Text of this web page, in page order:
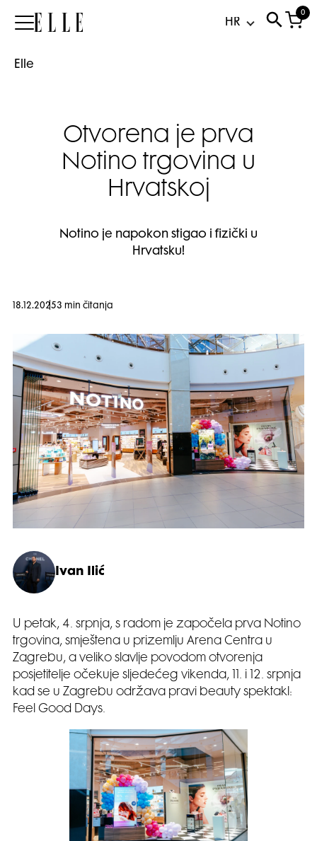
Elle
0
Elle
Otvorena je prva
Notino trgovina u
Hrvatskoj
Notino je napokon stigao i fizički u
Hrvatsku!
18.12.20253 min čitanja
Ivan Ilić
U petak, 4. srpnja, s radom je započela prva Notino
trgovina, smještena u prizemlju Arena Centra u
Zagrebu, a veliko slavlje povodom otvorenja
posjetitelje očekuje sljedećeg vikenda, 11. i 12. srpnja
kad se u Zagrebu održava pravi beauty spektakl:
Feel Good Days.